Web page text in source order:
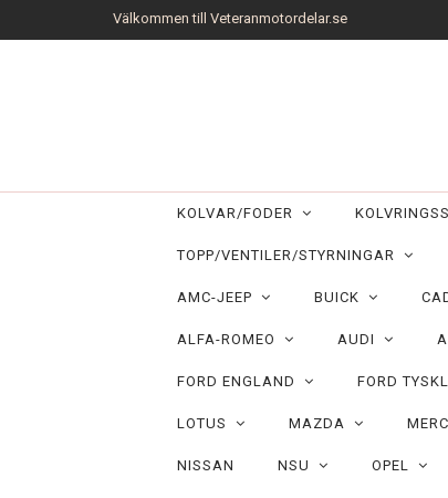
Välkommen till Veteranmotordelar.se
KOLVAR/FODER
TOPP/VENTILER/STYRNINGAR
AMC-JEEP BUICK
ALFA-ROMEO AUDI
FORD ENGLAND FORD
LOTUS MAZDA
NISSAN NSU OPEL